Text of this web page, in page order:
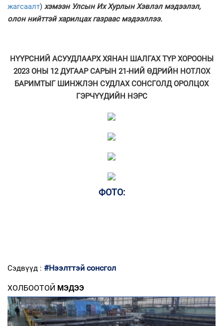
жагсаалт) хэмээн Улсын Их Хурлын Хэвлэл мэдээлэл,
олон нийттэй харилцах газраас мэдээллээ.
НҮҮРСНИЙ АСУУДЛААРХ ХЯНАН ШАЛГАХ ТҮР ХОРООНЫ
2023 ОНЫ 12 ДУГААР САРЫН 21-НИЙ ӨДРИЙН НОТЛОХ
БАРИМТЫГ ШИНЖЛЭН СУДЛАХ СОНСГОЛД ОРОЛЦОХ
ГЭРЧҮҮДИЙН НЭРС
ФОТО:
Сэдвүүд : #Нээлттэй сонсгол
ХОЛБООТОЙ МЭДЭЭ